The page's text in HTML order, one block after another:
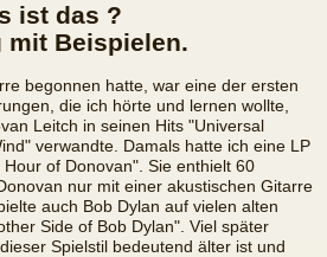
ist das ?
mit Beispielen.
begonnen hatte, war eine der ersten
die ich hörte und lernen wollte,
Leitch in seinen Hits "Universal
verwandte. Damals hatte ich eine LP
of Donovan". Sie enthielt 60
nur mit einer akustischen Gitarre
auch Bob Dylan auf vielen alten
Side of Bob Dylan". Viel später
Spielstil bedeutend älter ist und